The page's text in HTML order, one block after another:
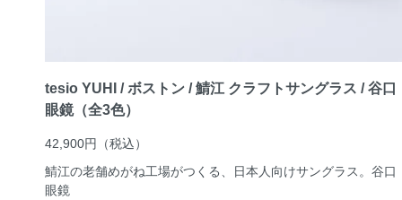
tesio YUHI / ボストン / 鯖江 クラフトサングラス / 谷口
眼鏡（全3色）
42,900円
（税込）
鯖江の老舗めがね工場がつくる、日本人向けサングラス。 谷口
眼鏡